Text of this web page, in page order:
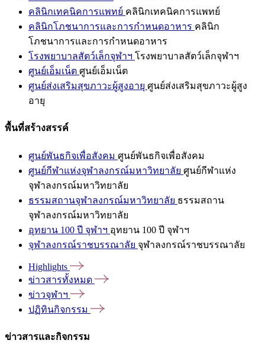
คลินิกเทคนิคการแพทย์ คลินิกเทคนิคการแพทย์
คลินิกโภชนาการและการกำหนดอาหาร คลินิก
โภชนาการและการกำหนดอาหาร
โรงพยาบาลสัตว์เล็กจุฬาฯ โรงพยาบาลสัตว์เล็กจุฬาฯ
ศูนย์เอ็มเน็ต ศูนย์เอ็มเน็ต
ศูนย์ส่งเสริมสุขภาวะผู้สูงอายุ ศูนย์ส่งเสริมสุขภาวะผู้สูง
อายุ
พื้นที่สร้างสรรค์
ศูนย์พันธกิจเพื่อสังคม ศูนย์พันธกิจเพื่อสังคม
ศูนย์กีฬาแห่งจุฬาลงกรณ์มหาวิทยาลัย ศูนย์กีฬาแห่ง
จุฬาลงกรณ์มหาวิทยาลัย
ธรรมสถานจุฬาลงกรณ์มหาวิทยาลัย ธรรมสถาน
จุฬาลงกรณ์มหาวิทยาลัย
อุทยาน 100 ปี จุฬาฯ อุทยาน 100 ปี จุฬาฯ
จุฬาลงกรณ์ราชบรรณาลัย จุฬาลงกรณ์ราชบรรณาลัย
Highlights
ข่าวสารทั้งหมด
ข่าวจุฬาฯ
ปฏิทินกิจกรรม
ข่าวสารและกิจกรรม